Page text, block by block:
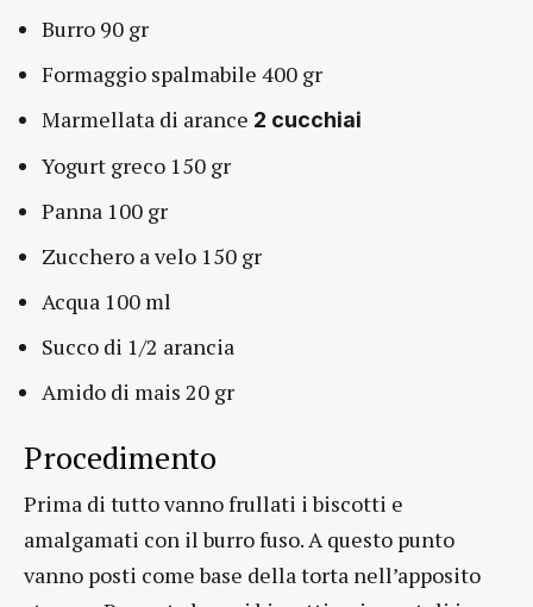
Burro 90 gr
Formaggio spalmabile 400 gr
Marmellata di arance 2 cucchiai
Yogurt greco 150 gr
Panna 100 gr
Zucchero a velo 150 gr
Acqua 100 ml
Succo di 1/2 arancia
Amido di mais 20 gr
Procedimento
Prima di tutto vanno frullati i biscotti e
amalgamati con il burro fuso. A questo punto
vanno posti come base della torta nell’apposito